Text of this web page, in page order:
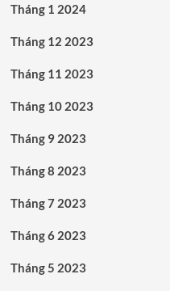
Tháng 1 2024
Tháng 12 2023
Tháng 11 2023
Tháng 10 2023
Tháng 9 2023
Tháng 8 2023
Tháng 7 2023
Tháng 6 2023
Tháng 5 2023